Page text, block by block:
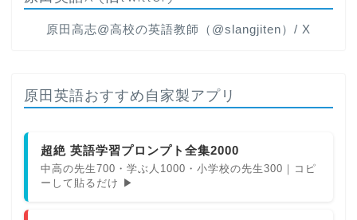
原田高志@高校の英語教師（@slangjiten）/ X
原田英語おすすめ自家製アプリ
超絶 英語学習プロンプト全集2000
中高の先生700・学ぶ人1000・小学校の先生300｜コピ
ーして貼るだけ ▶